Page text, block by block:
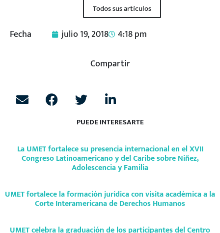
Todos sus artículos
Fecha julio 19, 2018 4:18 pm
Compartir
PUEDE INTERESARTE
La UMET fortalece su presencia internacional en el XVII
Congreso Latinoamericano y del Caribe sobre Niñez,
Adolescencia y Familia
UMET fortalece la formación jurídica con visita académica a la
Corte Interamericana de Derechos Humanos
UMET celebra la graduación de los participantes del Centro